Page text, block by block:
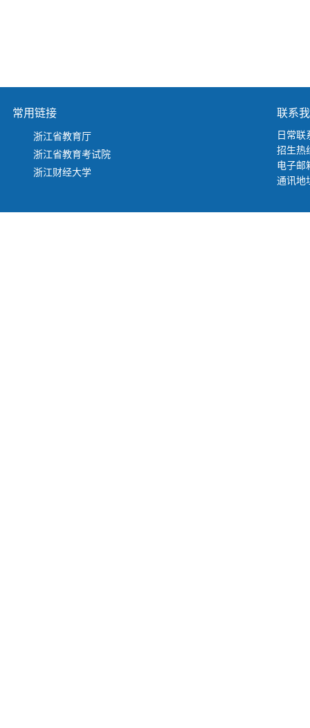
常用链接
浙江省教育厅
浙江省教育考试院
浙江财经大学
联系
日常联
招生热
电子邮
通讯地